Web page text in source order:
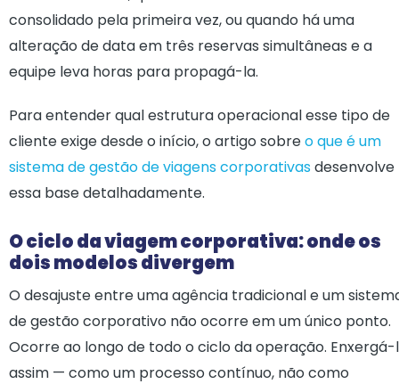
consolidado pela primeira vez, ou quando há uma
alteração de data em três reservas simultâneas e a
equipe leva horas para propagá-la.
Para entender qual estrutura operacional esse tipo de
cliente exige desde o início, o artigo sobreo que é um
sistema de gestão de viagens corporativasdesenvolve
essa base detalhadamente.
O ciclo da viagem corporativa: onde os
dois modelos divergem
O desajuste entre uma agência tradicional e um
de gestão corporativo não ocorre em um único ponto.
Ocorre ao longo de todo o ciclo da operação.
assim — como um processo contínuo, não como